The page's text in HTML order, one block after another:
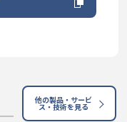
他の製品・サービ
ス・技術を見る